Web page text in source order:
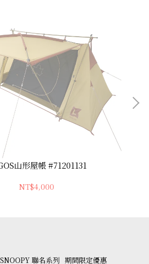
山形屋帳 #71201131
NT$4,000
聯名系列 期間限定優惠